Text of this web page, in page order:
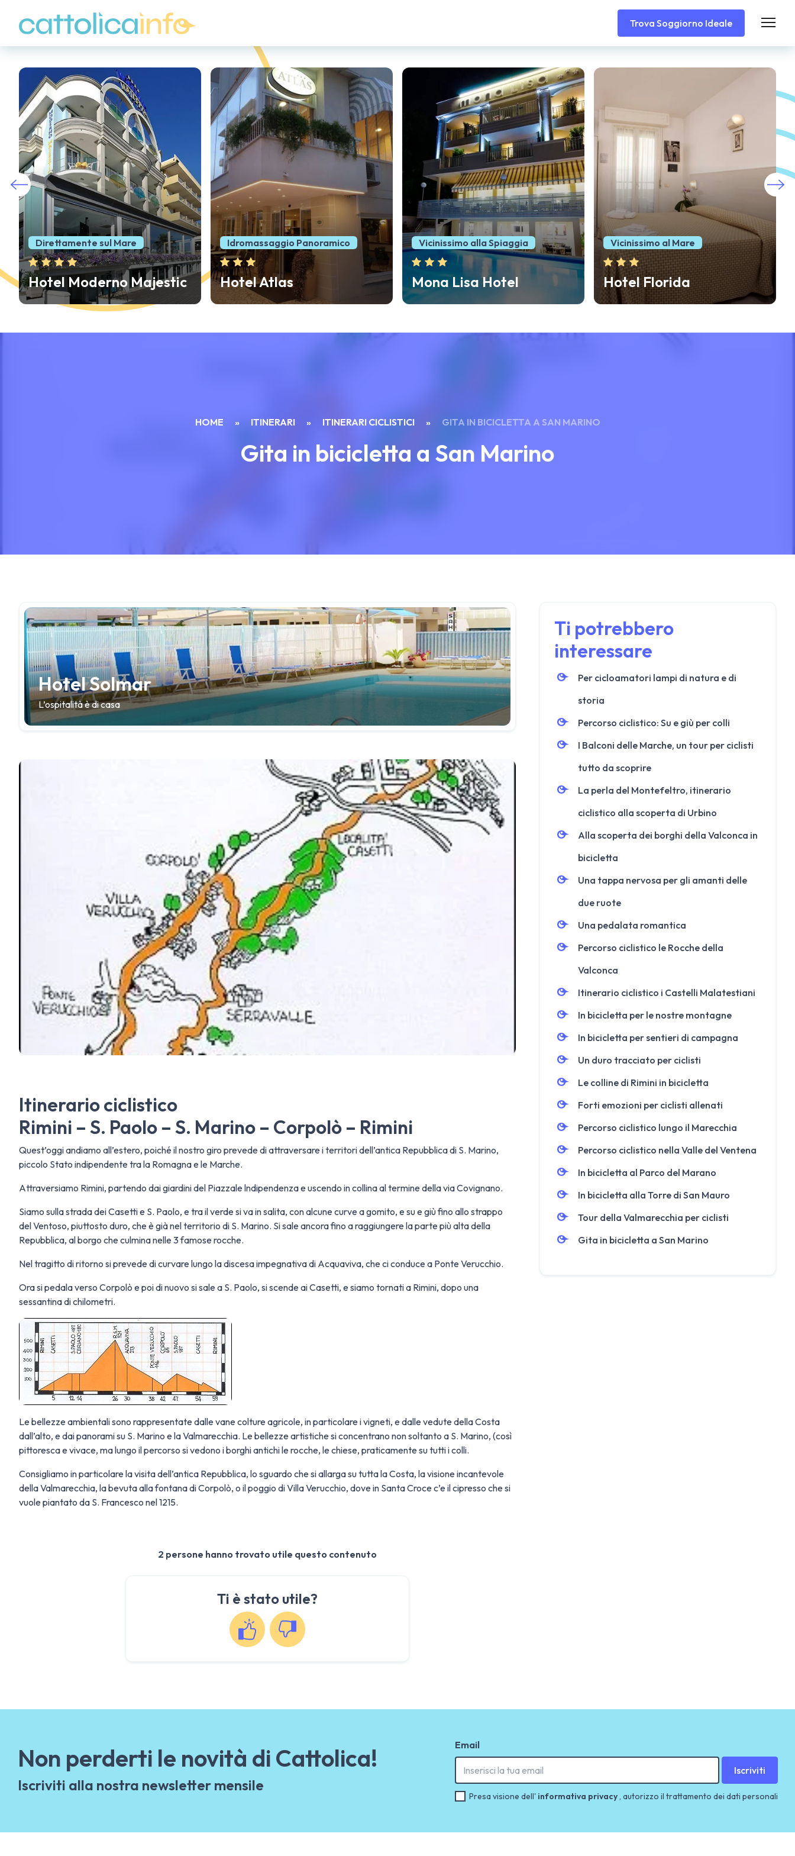
Trova Soggiorno Ideale
Idromassaggio Panoramico
Hotel Atlas
Vicinissimo alla Spiaggia
Mona Lisa Hotel
Vicinissimo al Mare
Hotel Florida
A 150m dal Mare
Hotel Dante
HOME » ITINERARI » ITINERARI CICLISTICI » GITA IN BICICLETTA A SAN MARINO
Gita in bicicletta a San Marino
Hotel Solmar
L’ospitalità è di casa
Itinerario ciclistico
Rimini – S. Paolo – S. Marino – Corpolò – Rimini
Quest’oggi andiamo all’estero, poiché il nostro giro prevede di attraversare i territori dell’antica Repubblica di S. Marino,
piccolo Stato indipendente tra la Romagna e le Marche.
Attraversiamo Rimini, partendo dai giardini del Piazzale lndipendenza e uscendo in collina al termine della via Covignano.
Siamo sulla strada dei Casetti e S. Paolo, e tra il verde si va in salita, con alcune curve a gomito, e su e giù fino allo strappo
del Ventoso, piuttosto duro, che è già nel territorio di S. Marino. Si sale ancora fino a raggiungere la parte più alta della
Repubblica, al borgo che culmina nelle 3 famose rocche.
Nel tragitto di ritorno si prevede di curvare lungo la discesa impegnativa di Acquaviva, che ci conduce a Ponte Verucchio.
Ora si pedala verso Corpolò e poi di nuovo si sale a S. Paolo, si scende ai Casetti, e siamo tornati a Rimini, dopo una
sessantina di chilometri.
Le bellezze ambientali sono rappresentate dalle vane colture agricole, in particolare i vigneti, e dalle vedute della Costa
dall’alto, e dai panorami su S. Marino e la Valmarecchia. Le bellezze artistiche si concentrano non soltanto a S. Marino, (così
pittoresca e vivace, ma lungo il percorso si vedono i borghi antichi le rocche, le chiese, praticamente su tutti i colli.
Consigliamo in particolare la visita dell’antica Repubblica, lo sguardo che si allarga su tutta la Costa, la visione incantevole
della Valmarecchia, la bevuta alla fontana di Corpolò, o il poggio di Villa Verucchio, dove in Santa Croce c’e il cipresso che si
vuole piantato da S. Francesco nel 1215.
2 persone hanno trovato utile questo contenuto
Ti è stato utile?
Ti potrebbero
interessare
Per cicloamatori lampi di natura e di
storia
Percorso ciclistico: Su e giù per colli
I Balconi delle Marche, un tour per ciclisti
tutto da scoprire
La perla del Montefeltro, itinerario
ciclistico alla scoperta di Urbino
Alla scoperta dei borghi della Valconca in
bicicletta
Una tappa nervosa per gli amanti delle
due ruote
Una pedalata romantica
Percorso ciclistico le Rocche della
Valconca
Itinerario ciclistico i Castelli Malatestiani
In bicicletta per le nostre montagne
In bicicletta per sentieri di campagna
Un duro tracciato per ciclisti
Le colline di Rimini in bicicletta
Forti emozioni per ciclisti allenati
Percorso ciclistico lungo il Marecchia
Percorso ciclistico nella Valle del Ventena
In bicicletta al Parco del Marano
In bicicletta alla Torre di San Mauro
Tour della Valmarecchia per ciclisti
Gita in bicicletta a San Marino
Non perderti le novità di Cattolica!
Iscriviti alla nostra newsletter mensile
Email
Iscriviti
Presa visione dell' informativa privacy , autorizzo il trattamento dei dati personali